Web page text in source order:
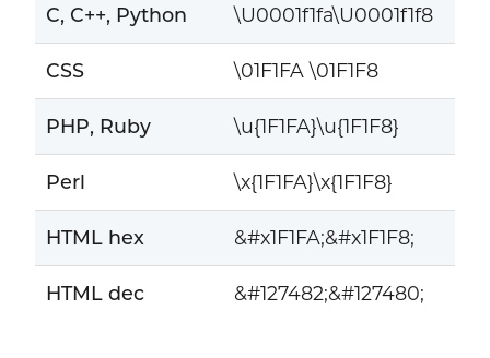
C, C++, Python \U0001f1fa\U0001f1f8
CSS \01F1FA \01F1F8
PHP, Ruby \u{1F1FA}\u{1F1F8}
Perl \x{1F1FA}\x{1F1F8}
HTML hex &#x1F1FA;&#x1F1F8;
HTML dec &#127482;&#127480;